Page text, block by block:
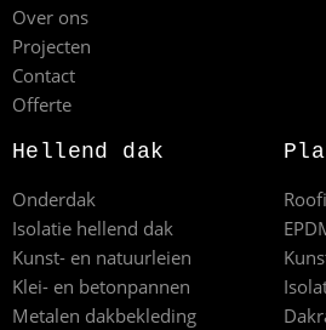
Over ons
Projecten
Contact
Offerte
Hellend dak
Onderdak
Isolatie hellend dak
Kunst- en natuurleien
Klei- en betonpannen
Metalen dakbekleding